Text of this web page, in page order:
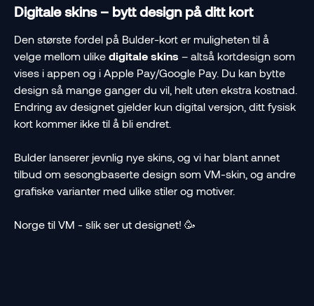
Digitale skins – bytt design på ditt kort
Den største fordel på Bulder-kort er muligheten til å
velge mellom ulike digitale skins – altså kortdesign som
vises i appen og i Apple Pay/Google Pay. Du kan bytte
design så mange ganger du vil, helt uten ekstra kostnad.
Endring av designet gjelder kun digital versjon, ditt fysisk
kort kommer ikke til å bli endret.
Bulder lanserer jevnlig nye skins, og vi har blant annet
tilbud om sesongbaserte design som VM-skin, og andre
grafiske varianter med ulike stiler og motiver.
Norge til VM - slik ser ut designet! 🥳